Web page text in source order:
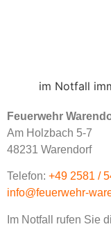
im Notfall
Feuerwehr
Am Holzbach 5-7
48231 Warendorf
Telefon: +49 2581 /
info@feuerwehr-
Im Notfall rufen Sie